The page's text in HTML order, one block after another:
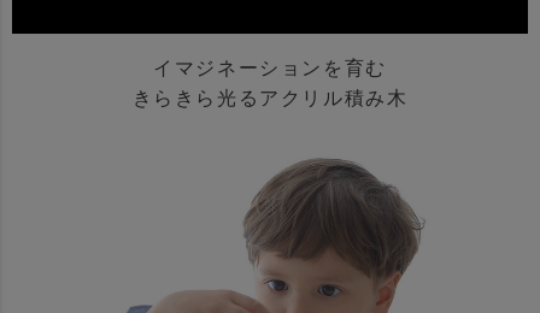
イマジネーションを育む
きらきら光るアクリル積み木